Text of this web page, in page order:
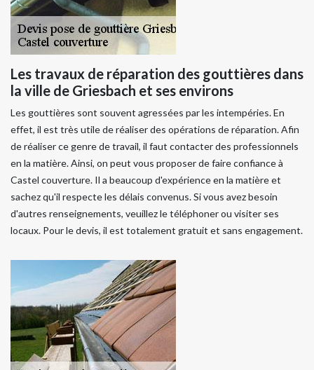
Les travaux de réparation des gouttières dans
la ville de Griesbach et ses environs
Les gouttières sont souvent agressées par les intempéries. En
effet, il est très utile de réaliser des opérations de réparation. Afin
de réaliser ce genre de travail, il faut contacter des professionnels
en la matière. Ainsi, on peut vous proposer de faire confiance à
Castel couverture. Il a beaucoup d'expérience en la matière et
sachez qu'il respecte les délais convenus. Si vous avez besoin
d'autres renseignements, veuillez le téléphoner ou visiter ses
locaux. Pour le devis, il est totalement gratuit et sans engagement.